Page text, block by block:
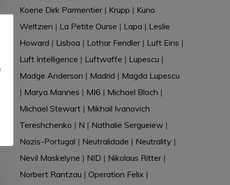
Koene Dirk Parmentier| Krupp | Kuno
Weltzien | La Petite Ourse | Lapa | Leslie
Howard | Lisboa | Lothar Fendler| Luft Eins |
Luft Intelligence | Luftwaffe | Lupescu |
Madge Anderson | Madrid | Magda Lupescu
| Marya Mannes | MI6 | Michael Bloch |
Michael Stewart| Mikhail Ivanovich
Tereshchenko | N | Nathalie Sergueiew|
Nazis-Portugal | Neutralidade | Neutrality |
Nevil Maskelyne | NID | Nikolaus Ritter|
Norbert Rantzau | Operation Felix |